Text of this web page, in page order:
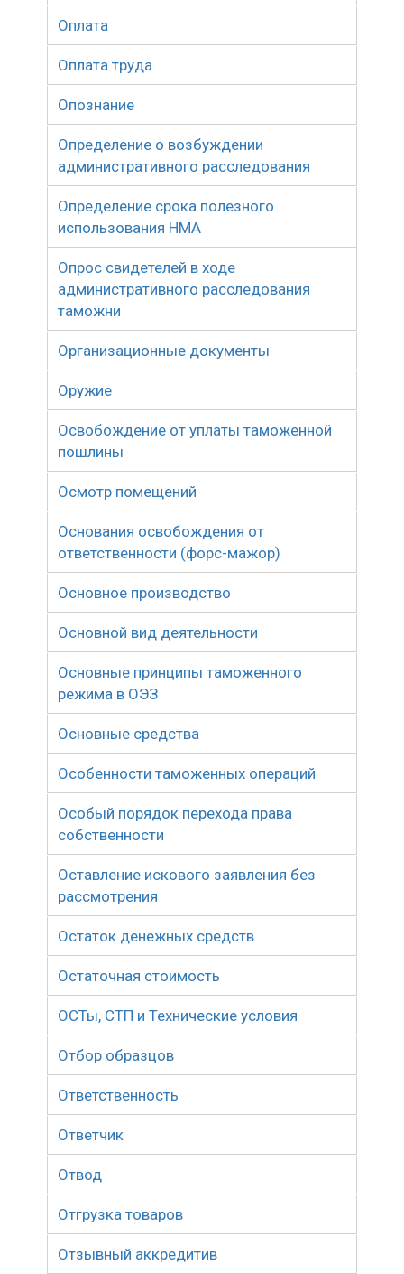
Оплата
Оплата труда
Опознание
Определение о возбуждении
административного расследования
Определение срока полезного
использования НМА
Опрос свидетелей в ходе
административного расследования
таможни
Организационные документы
Оружие
Освобождение от уплаты таможенной
пошлины
Осмотр помещений
Основания освобождения от
ответственности (форс-мажор)
Основное производство
Основной вид деятельности
Основные принципы таможенного
режима в ОЭЗ
Основные средства
Особенности таможенных операций
Особый порядок перехода права
собственности
Оставление искового заявления без
рассмотрения
Остаток денежных средств
Остаточная стоимость
ОСТы, СТП и Технические условия
Отбор образцов
Ответственность
Ответчик
Отвод
Отгрузка товаров
Отзывный аккредитив